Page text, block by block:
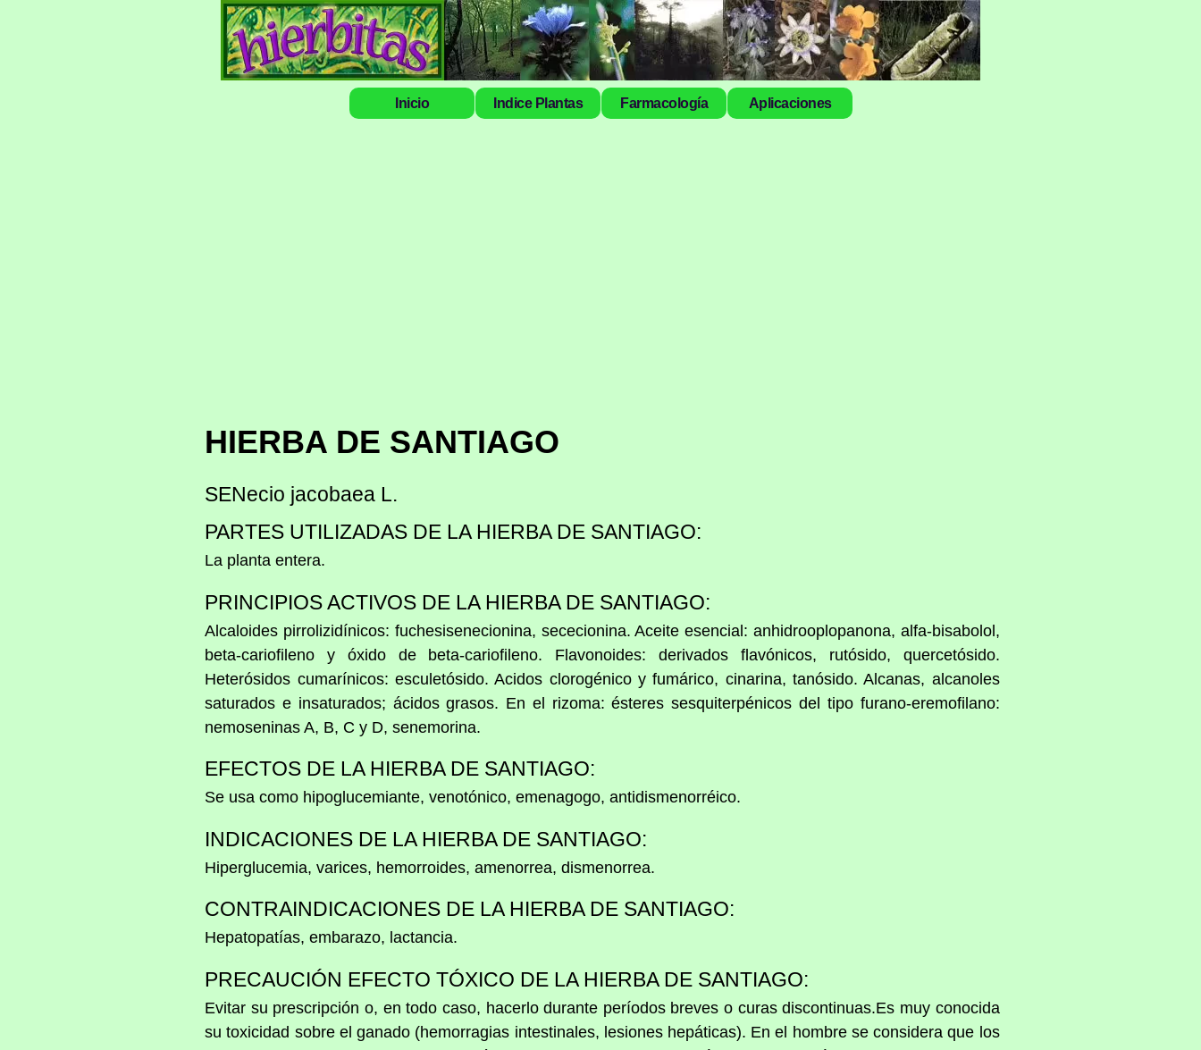
Inicio Indice Plantas Farmacología Aplicaciones
HIERBA DE SANTIAGO
SENecio jacobaea L.
PARTES UTILIZADAS DE LA HIERBA DE SANTIAGO:
La planta entera.
PRINCIPIOS ACTIVOS DE LA HIERBA DE SANTIAGO:
Alcaloides pirrolizidínicos: fuchesisenecionina, sececionina. Aceite esencial: anhidrooplopanona, alfa-bisabolol,
beta-cariofileno y óxido de beta-cariofileno. Flavonoides: derivados flavónicos, rutósido, quercetósido.
Heterósidos cumarínicos: esculetósido. Acidos clorogénico y fumárico, cinarina, tanósido. Alcanas, alcanoles
saturados e insaturados; ácidos grasos. En el rizoma: ésteres sesquiterpénicos del tipo furano-eremofilano:
nemoseninas A, B, C y D, senemorina.
EFECTOS DE LA HIERBA DE SANTIAGO:
Se usa como hipoglucemiante, venotónico, emenagogo, antidismenorréico.
INDICACIONES DE LA HIERBA DE SANTIAGO:
Hiperglucemia, varices, hemorroides, amenorrea, dismenorrea.
CONTRAINDICACIONES DE LA HIERBA DE SANTIAGO:
Hepatopatías, embarazo, lactancia.
PRECAUCIÓN EFECTO TÓXICO DE LA HIERBA DE SANTIAGO:
Evitar su prescripción o, en todo caso, hacerlo durante períodos breves o curas discontinuas.Es muy conocida
su toxicidad sobre el ganado (hemorragias intestinales, lesiones hepáticas). En el hombre se considera que los